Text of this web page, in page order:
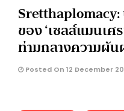
ของ ‘เซลส์แมนเ
ท่ามกลางความผั
Posted On 12 December